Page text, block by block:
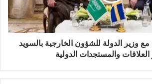
وزير الدولة للشؤون الخارجية بالسويد
العلاقات والمستجدات الدولية